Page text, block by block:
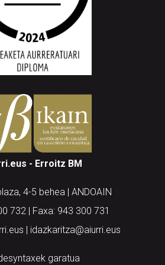
- Erroitz BM
4-5 behea | ANDOAIN
732 | Faxa: 943 300 731
| idazkaritza@aiurri.eus
garatua